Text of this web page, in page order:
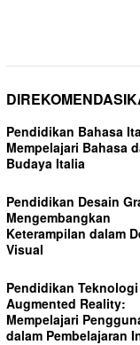
Pendidikan Bahasa
Mempelajari Bahasa
Budaya Italia
Pendidikan Desain
Mengembangkan
Keterampilan dalam
Visual
Pendidikan Teknologi
Augmented Reality:
Mempelajari
dalam Pembelajaran